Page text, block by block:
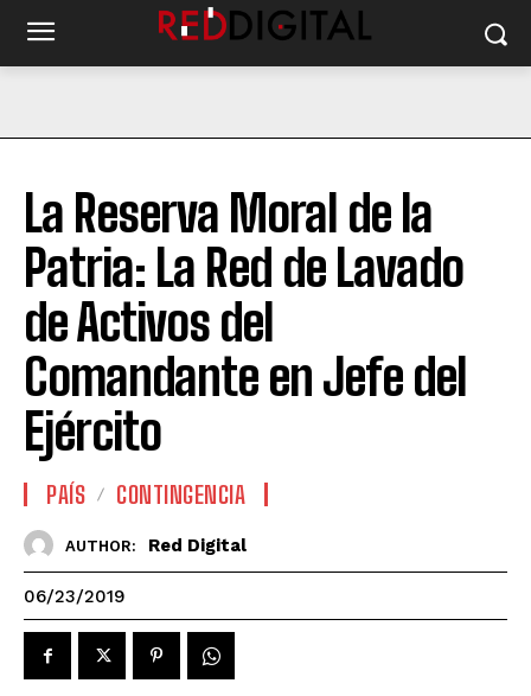
La Reserva Moral de la
Patria: La Red de Lavado
de Activos del
Comandante en Jefe del
Ejército
PAÍS CONTINGENCIA
AUTHOR: Red Digital
06/23/2019